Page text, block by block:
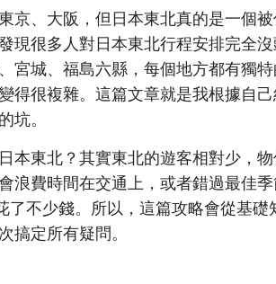
京、大阪，但日本東北真的是一個
現很多人對日本東北行程安排完全
宮城、福島六縣，每個地方都有獨
得很複雜。這篇文章就是我根據自
坑。
本東北？其實東北的遊客相對少，
浪費時間在交通上，或者錯過最佳
了不少錢。所以，這篇攻略會從基
搞定所有疑問。